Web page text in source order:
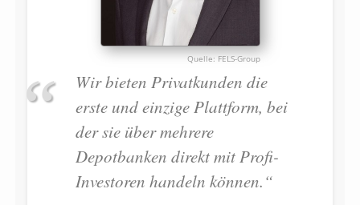
FELS-Group
Wir bieten Privatkunden die
erste und einzige Plattform, bei
der sie über mehrere
Depotbanken direkt mit Profi-
Investoren handeln können.“